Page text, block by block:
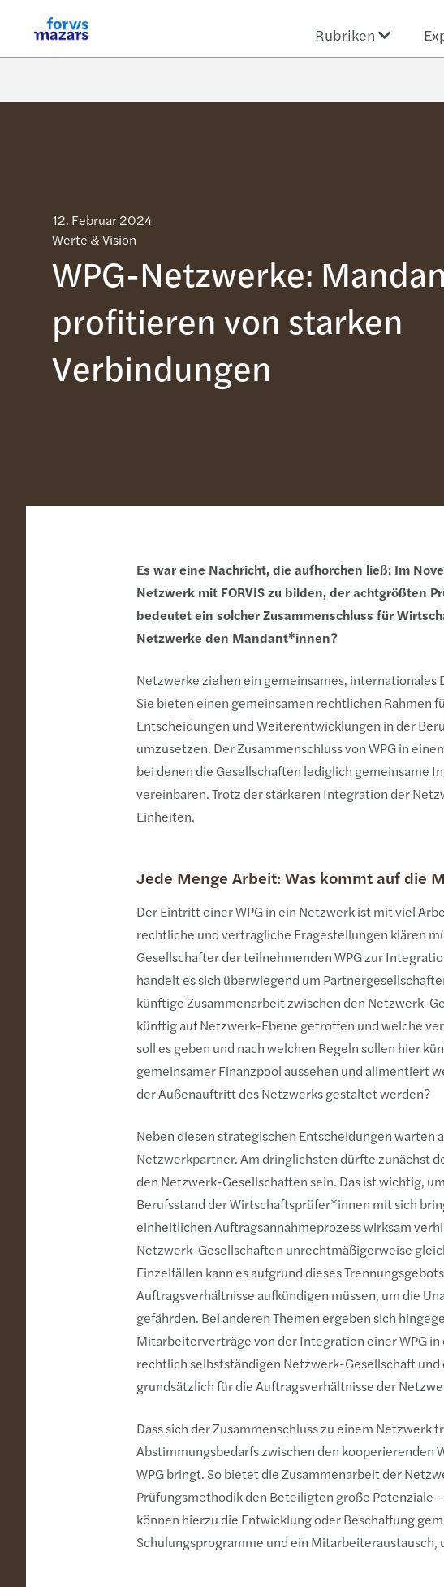
Rubriken
WPG-Netzwerke:
profitieren von starken
Verbindungen
Werte & Vision
12. Februar 2024
Es war eine Nachricht, die aufhorchen ließ: Im
Netzwerk mit FORVIS zu bilden, der achtgrößten
bedeutet ein solcher Zusammenschluss für
Netzwerke den Mandant*innen?
Netzwerke ziehen ein gemeinsames,
Sie bieten einen gemeinsamen rechtlichen Rahmen
Entscheidungen und Weiterentwicklungen in der
umzusetzen. Der Zusammenschluss von WPG in
bei denen die Gesellschaften lediglich gemeinsame
vereinbaren. Trotz der stärkeren Integration der
Einheiten.
Jede Menge Arbeit: Was kommt auf die
Der Eintritt einer WPG in ein Netzwerk ist mit viel
rechtliche und vertragliche Fragestellungen klären
Gesellschafter der teilnehmenden WPG zur
handelt es sich überwiegend um
künftige Zusammenarbeit zwischen den Netzwerk-
künftig auf Netzwerk-Ebene getroffen und welche
soll es geben und nach welchen Regeln sollen hier
gemeinsamer Finanzpool aussehen und alimentiert
der Außenauftritt des Netzwerks gestaltet werden?
Neben diesen strategischen Entscheidungen warten
Netzwerkpartner. Am dringlichsten dürfte zunächst
den Netzwerk-Gesellschaften sein. Das ist wichtig,
Berufsstand der Wirtschaftsprüfer*innen mit sich
einheitlichen Auftragsannahmeprozess wirksam
Netzwerk-Gesellschaften unrechtmäßigerweise
Einzelfällen kann es aufgrund dieses
Auftragsverhältnisse aufkündigen müssen, um die
gefährden. Bei anderen Themen ergeben sich
Mitarbeiterverträge von der Integration einer WPG
rechtlich selbstständigen Netzwerk-Gesellschaft
grundsätzlich für die Auftragsverhältnisse der
Dass sich der Zusammenschluss zu einem
Abstimmungsbedarfs zwischen den kooperierenden
WPG bringt. So bietet die Zusammenarbeit der
Prüfungsmethodik den Beteiligten große Potenziale
können hierzu die Entwicklung oder Beschaffung
Schulungsprogramme und ein Mitarbeiteraustausch,